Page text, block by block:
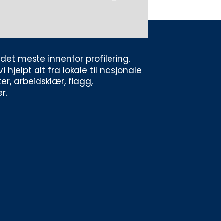
meste innenfor profilering.
hjelpt alt fra lokale til nasjonale
arbeidsklær, flagg,